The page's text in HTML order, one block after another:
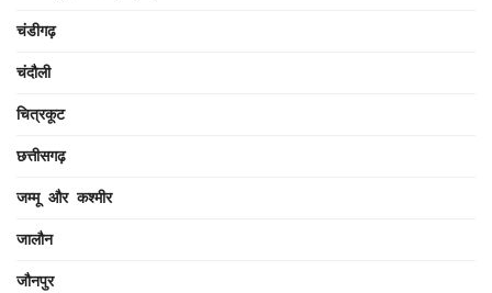
चंडीगढ़
चंदौली
चित्रकूट
छत्तीसगढ़
जम्मू और कश्मीर
जालौन
जौनपुर